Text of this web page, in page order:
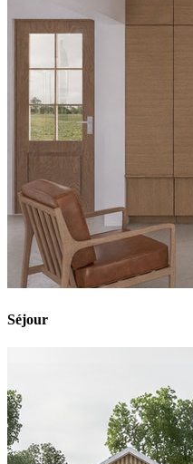
Séjour